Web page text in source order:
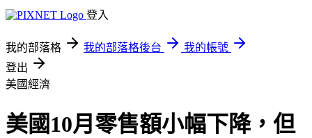
登入
我的部落格 我的部落格後台
我的帳號
登出
美國經濟
美國10月零售額小幅下降，但